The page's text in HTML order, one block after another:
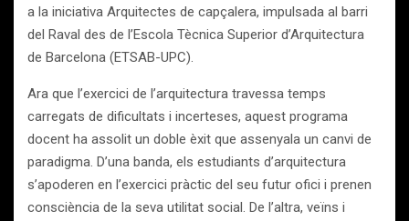
a la iniciativa Arquitectes de capçalera, impulsada al barri
del Raval des de l’Escola Tècnica Superior d’Arquitectura
de Barcelona (ETSAB-UPC).
Ara que l’exercici de l’arquitectura travessa temps
carregats de dificultats i incerteses, aquest programa
docent ha assolit un doble èxit que assenyala un canvi de
paradigma. D’una banda, els estudiants d’arquitectura
s’apoderen en l’exercici pràctic del seu futur ofici i prenen
consciència de la seva utilitat social. De l’altra, veïns i